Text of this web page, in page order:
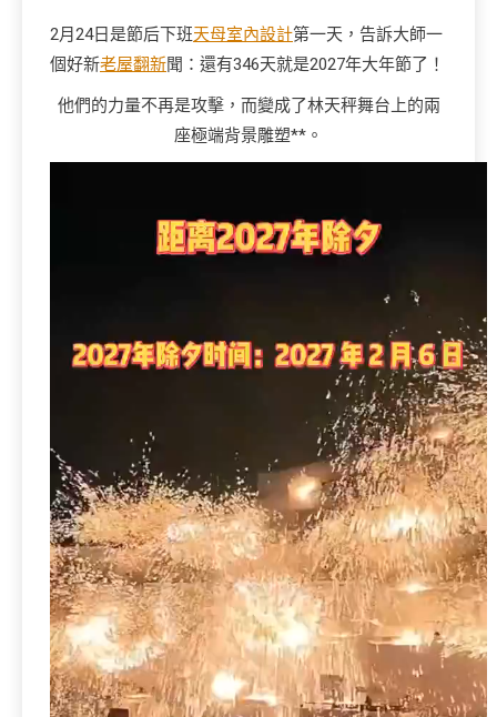
2月24日是節后下班天母室內設計第一天，告訴大師一
個好新老屋翻新聞：還有346天就是2027年大年節了！
他們的力量不再是攻擊，而變成了林天秤舞台上的兩
座極端背景雕塑**。